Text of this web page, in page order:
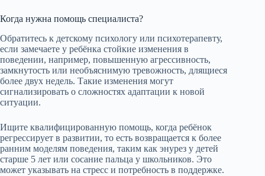
Когда нужна помощь специалиста?
Обратитесь к детскому психологу или психотерапевту,
если замечаете у ребёнка стойкие изменения в
поведении, например, повышенную агрессивность,
замкнутость или необъяснимую тревожность, длящиеся
более двух недель. Такие изменения могут
сигнализировать о сложностях адаптации к новой
ситуации.
Ищите квалифицированную помощь, когда ребёнок
регрессирует в развитии, то есть возвращается к более
ранним моделям поведения, таким как энурез у детей
старше 5 лет или сосание пальца у школьников. Это
может указывать на стресс и потребность в поддержке.